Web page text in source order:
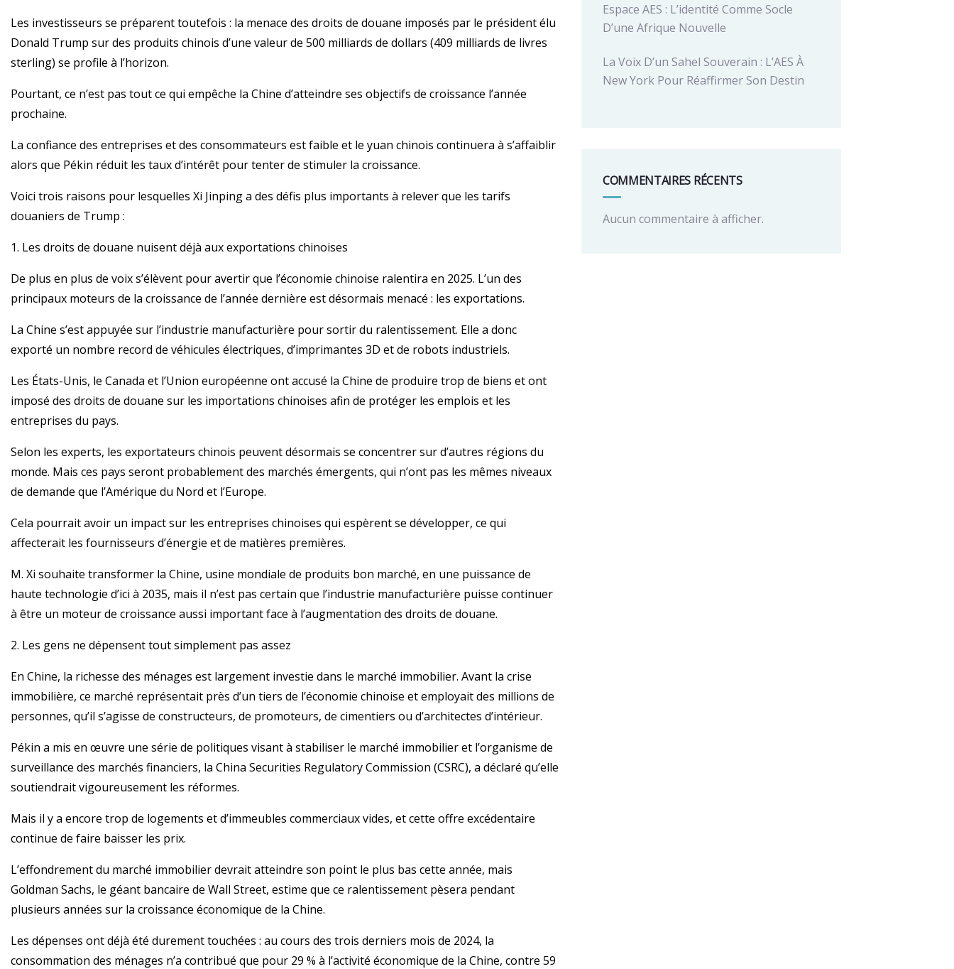
Les investisseurs se préparent toutefois : la menace des droits de douane imposés par le président élu
Donald Trump sur des produits chinois d’une valeur de 500 milliards de dollars (409 milliards de livres
sterling) se profile à l’horizon.
Pourtant, ce n’est pas tout ce qui empêche la Chine d’atteindre ses objectifs de croissance l’année
prochaine.
La confiance des entreprises et des consommateurs est faible et le yuan chinois continuera à s’affaiblir
alors que Pékin réduit les taux d’intérêt pour tenter de stimuler la croissance.
Voici trois raisons pour lesquelles Xi Jinping a des défis plus importants à relever que les tarifs
douaniers de Trump :
1. Les droits de douane nuisent déjà aux exportations chinoises
De plus en plus de voix s’élèvent pour avertir que l’économie chinoise ralentira en 2025. L’un des
principaux moteurs de la croissance de l’année dernière est désormais menacé : les exportations.
La Chine s’est appuyée sur l’industrie manufacturière pour sortir du ralentissement. Elle a donc
exporté un nombre record de véhicules électriques, d’imprimantes 3D et de robots industriels.
Les États-Unis, le Canada et l’Union européenne ont accusé la Chine de produire trop de biens et ont
imposé des droits de douane sur les importations chinoises afin de protéger les emplois et les
entreprises du pays.
Selon les experts, les exportateurs chinois peuvent désormais se concentrer sur d’autres régions du
monde. Mais ces pays seront probablement des marchés émergents, qui n’ont pas les mêmes niveaux
de demande que l’Amérique du Nord et l’Europe.
Cela pourrait avoir un impact sur les entreprises chinoises qui espèrent se développer, ce qui
affecterait les fournisseurs d’énergie et de matières premières.
M. Xi souhaite transformer la Chine, usine mondiale de produits bon marché, en une puissance de
haute technologie d’ici à 2035, mais il n’est pas certain que l’industrie manufacturière puisse continuer
à être un moteur de croissance aussi important face à l’augmentation des droits de douane.
2. Les gens ne dépensent tout simplement pas assez
En Chine, la richesse des ménages est largement investie dans le marché immobilier. Avant la crise
immobilière, ce marché représentait près d’un tiers de l’économie chinoise et employait des millions de
personnes, qu’il s’agisse de constructeurs, de promoteurs, de cimentiers ou d’architectes d’intérieur.
Pékin a mis en œuvre une série de politiques visant à stabiliser le marché immobilier et l’organisme de
surveillance des marchés financiers, la China Securities Regulatory Commission (CSRC), a déclaré qu’elle
soutiendrait vigoureusement les réformes.
Mais il y a encore trop de logements et d’immeubles commerciaux vides, et cette offre excédentaire
continue de faire baisser les prix.
L’effondrement du marché immobilier devrait atteindre son point le plus bas cette année, mais
Goldman Sachs, le géant bancaire de Wall Street, estime que ce ralentissement pèsera pendant
plusieurs années sur la croissance économique de la Chine.
Les dépenses ont déjà été durement touchées : au cours des trois derniers mois de 2024, la
consommation des ménages n’a contribué que pour 29 % à l’activité économique de la Chine, contre 59
Espace AES : L’identité Comme Socle
D’une Afrique Nouvelle
La Voix D’un Sahel Souverain : L’AES À
New York Pour Réaffirmer Son Destin
COMMENTAIRES RÉCENTS
Aucun commentaire à afficher.